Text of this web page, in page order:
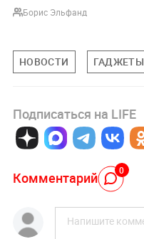
Борис Эльфанд
НОВОСТИ ГАДЖЕТЫ
Подписаться на LIFE
Комментарий 0